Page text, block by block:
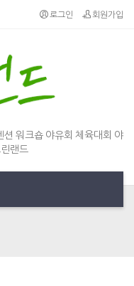
로그인 회원가입
워크숍 야유회 체육대회 야
랜드